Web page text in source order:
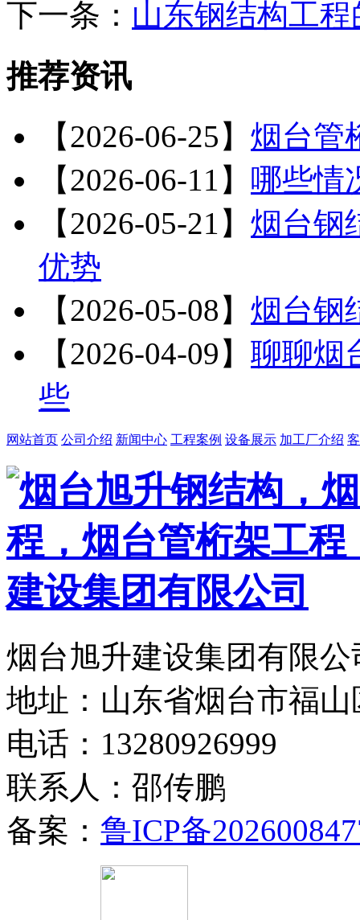
下一条： 山东钢结构工
推荐资讯
【2026-06-25】 烟台管
【2026-06-11】 哪些情
【2026-05-21】 烟台钢
优势
【2026-05-08】 烟台钢
【2026-04-09】 聊聊烟
些
网站首页 公司介绍 新闻中心 工程案例 设备展示 加工厂介绍
烟台旭升建设集团有限
地址：山东省烟台市福
电话：13280926999
联系人：邵传鹏
备案： 鲁ICP备